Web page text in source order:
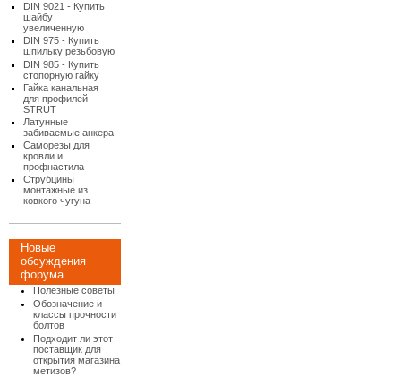
DIN 9021 - Купить
шайбу
увеличенную
DIN 975 - Купить
шпильку резьбовую
DIN 985 - Купить
стопорную гайку
Гайка канальная
для профилей
STRUT
Латунные
забиваемые анкера
Саморезы для
кровли и
профнастила
Струбцины
монтажные из
ковкого чугуна
Новые
обсуждения
форума
Полезные советы
Обозначение и
классы прочности
болтов
Подходит ли этот
поставщик для
открытия магазина
метизов?